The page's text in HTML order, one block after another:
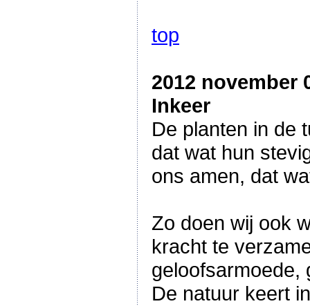
top
2012 november
Inkeer
De planten in de
dat wat hun
ons amen, dat
Zo doen wij ook
kracht te
De natuur keert